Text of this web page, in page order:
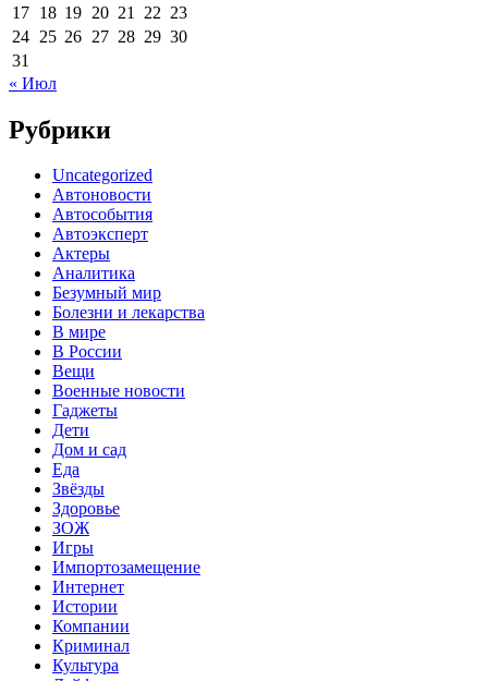
17 18 19 20 21 22 23
24 25 26 27 28 29 30
31
« Июл
Рубрики
Uncategorized
Автоновости
Автособытия
Автоэксперт
Актеры
Аналитика
Безумный мир
Болезни и лекарства
В мире
В России
Вещи
Военные новости
Гаджеты
Дети
Дом и сад
Еда
Звёзды
Здоровье
ЗОЖ
Игры
Импортозамещение
Интернет
Истории
Компании
Криминал
Культура